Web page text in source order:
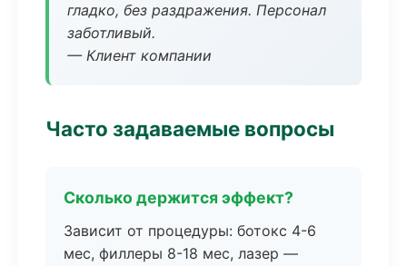
гладко, без раздражения. Персонал
заботливый.
— Клиент компании
Часто задаваемые вопросы
Сколько держится эффект?
Зависит от процедуры: ботокс 4-6
мес, филлеры 8-18 мес, лазер —